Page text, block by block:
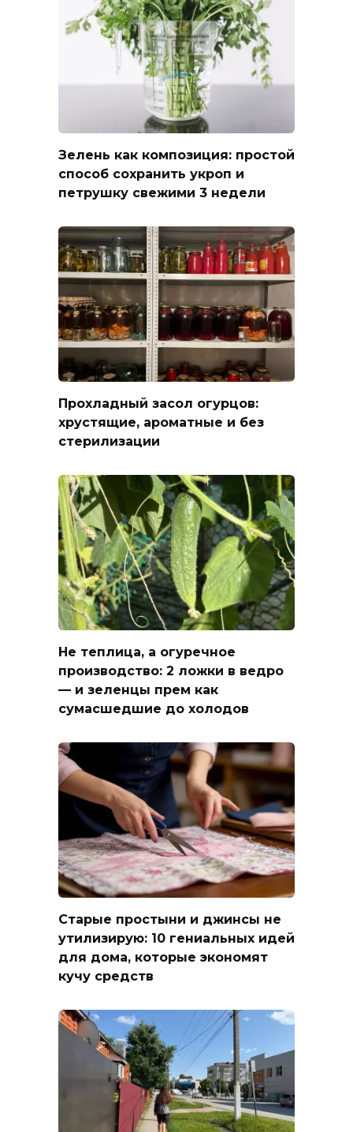
Зелень как композиция: простой
способ сохранить укроп и
петрушку свежими 3 недели
Прохладный засол огурцов:
хрустящие, ароматные и без
стерилизации
Не теплица, а огуречное
производство: 2 ложки в ведро
— и зеленцы прем как
сумасшедшие до холодов
Старые простыни и джинсы не
утилизирую: 10 гениальных идей
для дома, которые экономят
кучу средств